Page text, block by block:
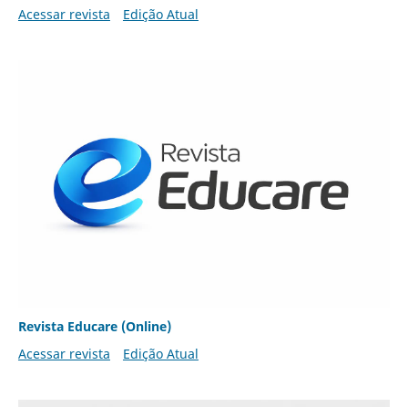
Acessar revista
Edição Atual
Revista Educare (Online)
Acessar revista
Edição Atual